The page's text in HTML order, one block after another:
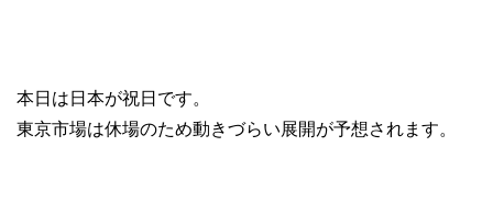
本日は日本が祝日です。
東京市場は休場のため動きづらい展開が予想されます。